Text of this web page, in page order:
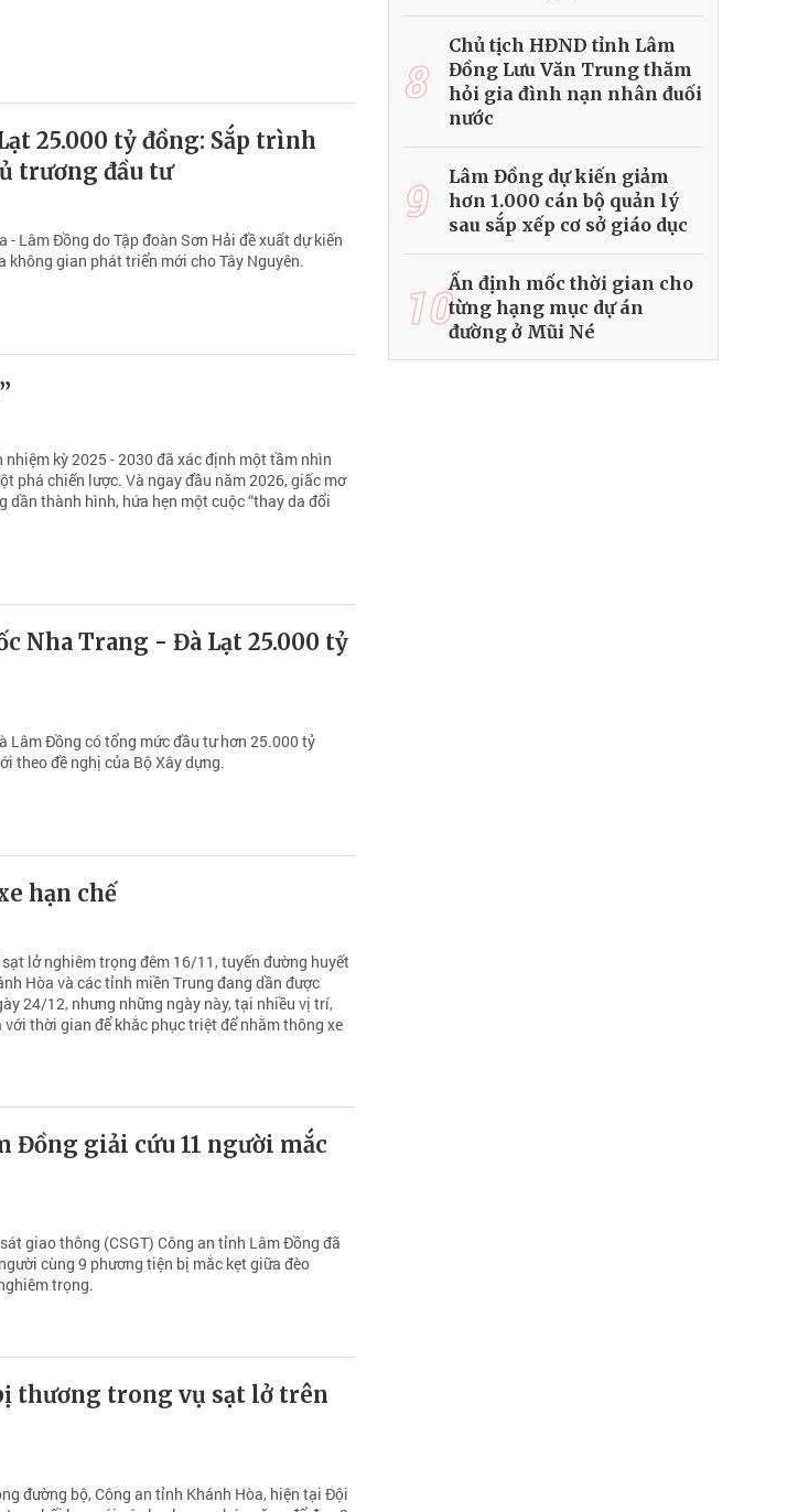
25.000 tỷ đồng: Sắp trình
trương đầu tư
Lâm Đồng do Tập đoàn Sơn Hải đề xuất dự kiến
gian phát triển mới cho Tây Nguyên.
kỳ 2025 - 2030 đã xác định một tầm nhìn
phá chiến lược. Và ngay đầu năm 2026, giấc mơ
dần thành hình, hứa hẹn một cuộc “thay da đổi
Nha Trang - Đà Lạt 25.000 tỷ
Lâm Đồng có tổng mức đầu tư hơn 25.000 tỷ
theo đề nghị của Bộ Xây dựng.
hạn chế
lở nghiêm trọng đêm 16/11, tuyến đường huyết
Hòa và các tỉnh miền Trung đang dần được
24/12, nhưng những ngày này, tại nhiều vị trí,
thời gian để khắc phục triệt để nhằm thông xe
Đồng giải cứu 11 người mắc
giao thông (CSGT) Công an tỉnh Lâm Đồng đã
cùng 9 phương tiện bị mắc kẹt giữa đèo
trọng.
thương trong vụ sạt lở trên
đường bộ, Công an tỉnh Khánh Hòa, hiện tại Đội
8
Chủ tịch HĐND tỉnh Lâm
Đồng Lưu Văn Trung thăm
hỏi gia đình nạn nhân đuối
nước
9
Lâm Đồng dự kiến giảm
hơn 1.000 cán bộ quản lý
sau sắp xếp cơ sở giáo dục
10Ấn định mốc thời gian cho
từng hạng mục dự án
đường ở Mũi Né